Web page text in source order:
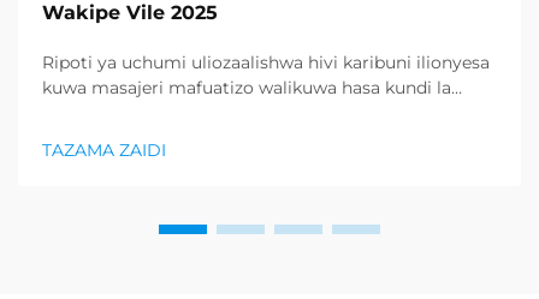
Wakipe Vile 2025
Ripoti ya uchumi uliozaalishwa hivi karibuni ilionyesa
kuwa masajeri mafuatizo walikuwa hasa kundi la
kurejesha. Wakuzaji wamekuwa wamefahamu ...
TAZAMA ZAIDI